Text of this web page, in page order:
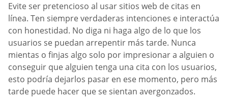
Evite ser pretencioso al usar sitios web de citas en
línea. Ten siempre verdaderas intenciones e interactúa
con honestidad. No diga ni haga algo de lo que los
usuarios se puedan arrepentir más tarde. Nunca
mientas o finjas algo solo por impresionar a alguien o
conseguir que alguien tenga una cita con los usuarios,
esto podría dejarlos pasar en ese momento, pero más
tarde puede hacer que se sientan avergonzados.